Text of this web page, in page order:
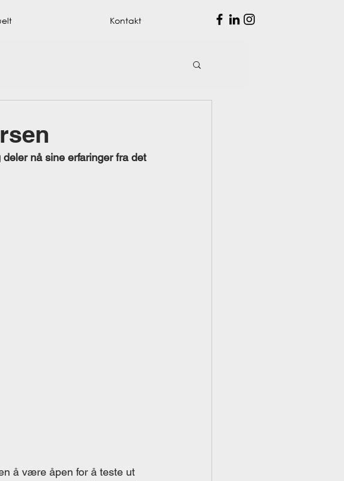
Kontakt
nå sine erfaringer fra det
å være åpen for å teste ut